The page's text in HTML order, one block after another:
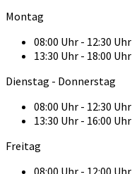
Montag
08:00 Uhr - 12:30 Uhr
13:30 Uhr - 18:00 Uhr
Dienstag - Donnerstag
08:00 Uhr - 12:30 Uhr
13:30 Uhr - 16:00 Uhr
Freitag